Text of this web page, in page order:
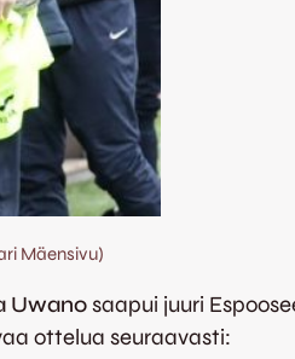
Mäensivu)
Uwanosaapui juuri
ottelua seuraavasti: